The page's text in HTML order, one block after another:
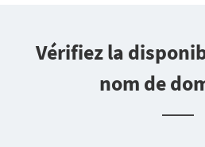
Vérifiez la
nom de